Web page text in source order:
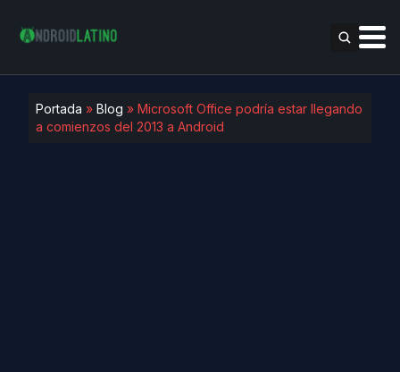
Portada » Blog » Microsoft Office podría estar llegando
a comienzos del 2013 a Android